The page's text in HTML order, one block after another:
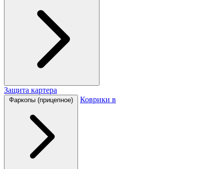
Защита картера
Фаркопы (прицепное) Коврики в